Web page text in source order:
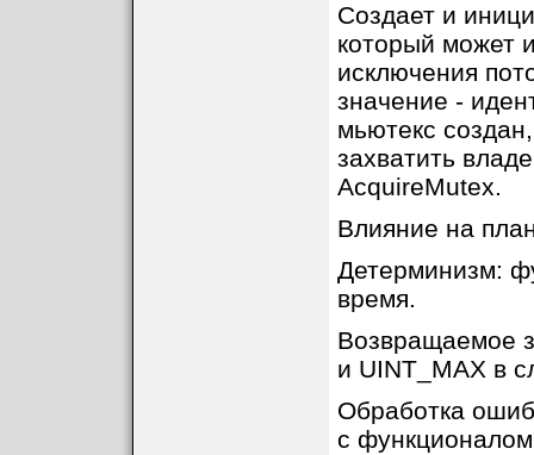
Создает и
который может
исключения
значение -
мьютекс
захватить
AcquireMutex.
Влияние на
Детерминизм:
время.
Возвращаемое
и UINT_MAX в
Обработка
с